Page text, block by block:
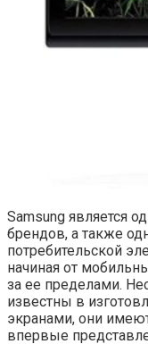
Samsung является
брендов, а также
потребительской
начиная от
за ее пределами.
известны в
экранами, они
впервые